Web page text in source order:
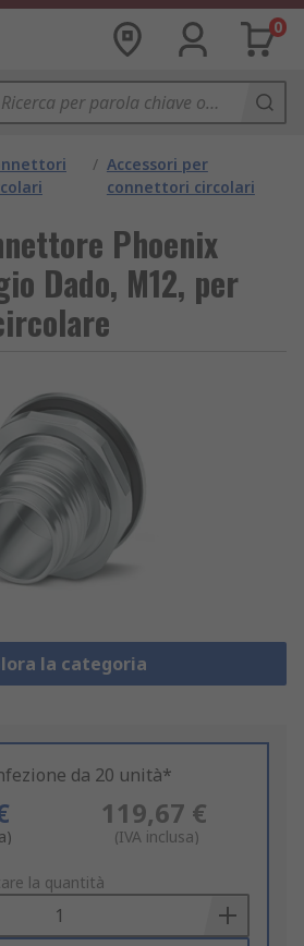
0
/ Accessori per
connettori circolari
Phoenix
Dado, M12, per
la categoria
da 20 unità*
119,67 €
(IVA inclusa)
la quantità